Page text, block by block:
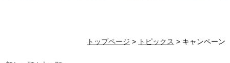
トップページ > トピックス > キャンペーン